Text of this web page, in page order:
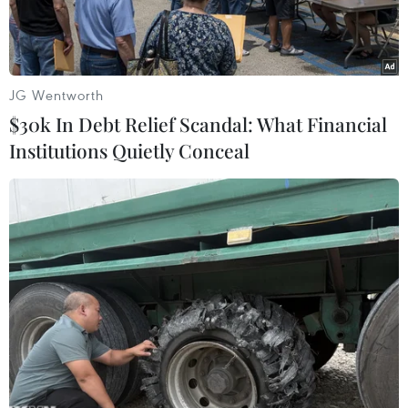
Nhiều bạn trẻ Việt Nam quan tâm đến hoạt động của KOCCA
tại Việt Nam. (Ảnh: KOCCA)
Trong năm 2022, Cơ quan Sáng tạo nội dung
Hàn Quốc (KOCCA) tại Việt Nam sẽ tổ chức hàng
loạt các hoạt động văn hóa-giải trí hướng tới kỷ
JG Wentworth
$30k In Debt Relief Scandal: What Financial
Institutions Quietly Conceal